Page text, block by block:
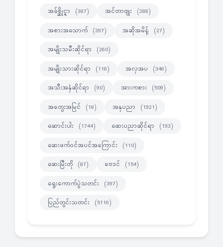
အခ်စ္ဆိုင္ရာ (387) အင်တာဗျုး (288)
အစားအသောက် (397) အဆိုအမိန့် (27)
အမျိုးသမီးဆိုင်ရာ (260)
အမျိုးသားဆိုင်ရာ (116) အလှအပ (346)
အသီးအနှံဆိုင်ရာ (90) အားကစား (509)
အတွေးအမြင် (18) အနုပညာ (1921)
ဆောင်းပါး (1744) ဆေးပညာဆိုင်ရာ (193)
ဆေးဖက်ဝင်အပင်အကြောင်း (110)
ဆေးမြီးတို (87) ဗေဒင် (154)
ရွေးကောက်ပွဲသတင်း (397)
ပြည်တွင်းသတင်း (5116)